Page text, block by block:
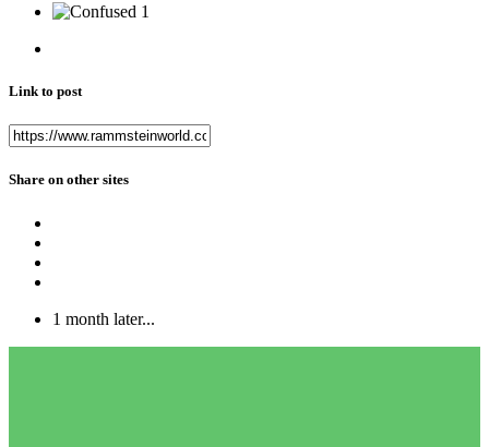
1
Link to post
Share on other sites
1 month later...